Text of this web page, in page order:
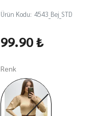
Ürün Kodu: 4543_Bej_STD
99.90 ₺
Renk